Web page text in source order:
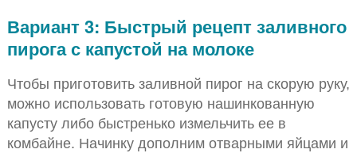
Вариант 3: Быстрый рецепт заливного
пирога с капустой на молоке
Чтобы приготовить заливной пирог на скорую руку,
можно использовать готовую нашинкованную
капусту либо быстренько измельчить ее в
комбайне. Начинку дополним отварными яйцами и